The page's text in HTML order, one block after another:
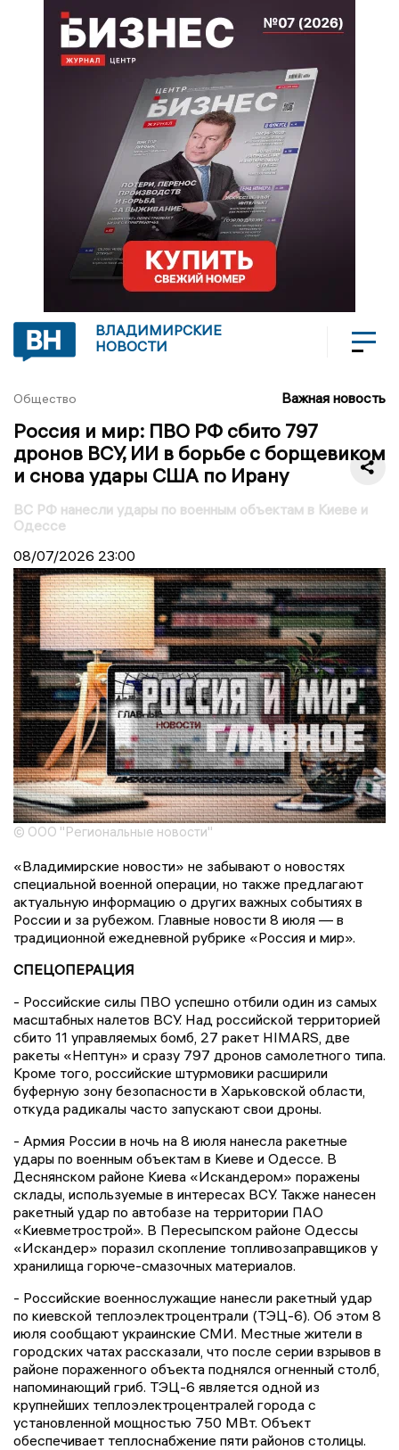
ВЛАДИМИРСКИЕ
НОВОСТИ
Общество Важная новость
Россия и мир: ПВО РФ сбито 797
дронов ВСУ, ИИ в борьбе с борщевиком
и снова удары США по Ирану
ВС РФ нанесли удары по военным объектам в Киеве и
Одессе
08/07/2026 23:00
© ООО "Региональные новости"
«Владимирские новости» не забывают о новостях
специальной военной операции, но также предлагают
актуальную информацию о других важных событиях в
России и за рубежом. Главные новости 8 июля — в
традиционной ежедневной рубрике «Россия и мир».
СПЕЦОПЕРАЦИЯ
- Российские силы ПВО успешно отбили один из самых
масштабных налетов ВСУ. Над российской территорией
сбито 11 управляемых бомб, 27 ракет HIMARS, две
ракеты «Нептун» и сразу 797 дронов самолетного типа.
Кроме того, российские штурмовики расширили
буферную зону безопасности в Харьковской области,
откуда радикалы часто запускают свои дроны.
- Армия России в ночь на 8 июля нанесла ракетные
удары по военным объектам в Киеве и Одессе. В
Деснянском районе Киева «Искандером» поражены
склады, используемые в интересах ВСУ. Также нанесен
ракетный удар по автобазе на территории ПАО
«Киевметрострой». В Пересыпском районе Одессы
«Искандер» поразил скопление топливозаправщиков у
хранилища горюче-смазочных материалов.
- Российские военнослужащие нанесли ракетный удар
по киевской теплоэлектроцентрали (ТЭЦ-6). Об этом 8
июля сообщают украинские СМИ. Местные жители в
городских чатах рассказали, что после серии взрывов в
районе пораженного объекта поднялся огненный столб,
напоминающий гриб. ТЭЦ-6 является одной из
крупнейших теплоэлектроцентралей города с
установленной мощностью 750 МВт. Объект
обеспечивает теплоснабжение пяти районов столицы.